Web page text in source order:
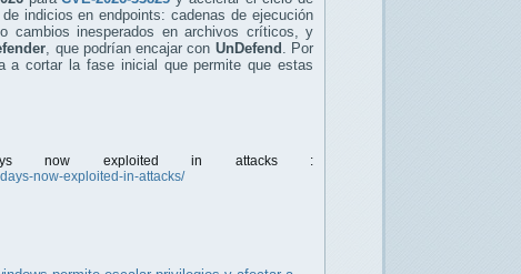
indicios en endpoints: cadenas de ejecución
cambios inesperados en archivos críticos, y
, que podrían encajar con UnDefend . Por
a cortar la fase inicial que permite que estas
days now exploited in attacks :
now-exploited-in-attacks/